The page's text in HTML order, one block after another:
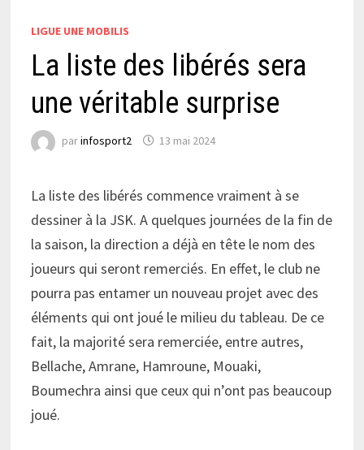
LIGUE UNE MOBILIS
La liste des libérés sera
une véritable surprise
parinfosport2 13 mai 2024
La liste des libérés commence vraiment à se
dessiner à la JSK. A quelques journées de la fin de
la saison, la direction a déjà en tête le nom des
joueurs qui seront remerciés. En effet, le club ne
pourra pas entamer un nouveau projet avec des
éléments qui ont joué le milieu du tableau. De ce
fait, la majorité sera remerciée, entre autres,
Bellache, Amrane, Hamroune, Mouaki,
Boumechra ainsi que ceux qui n’ont pas beaucoup
joué.